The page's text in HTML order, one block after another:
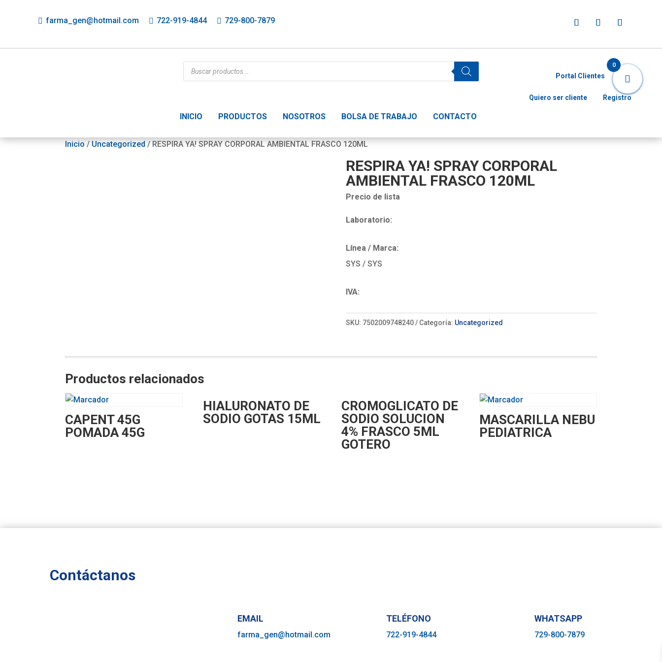
farma_gen@hotmail.com 722-919-4844 729-800-7879
Búsqueda
de
productos
INICIO PRODUCTOS NOSOTROS BOLSA DE TRABAJO CONTACTO
Portal Clientes
Quiero ser cliente Registro
Inicio / Uncategorized / RESPIRA YA! SPRAY CORPORAL AMBIENTAL FRASCO 120ML
RESPIRA YA! SPRAY CORPORAL
AMBIENTAL FRASCO 120ML
Precio de lista
Laboratorio:
Línea / Marca:
SYS / SYS
IVA:
SKU: 7502009748240 Categoría: Uncategorized
Productos relacionados
CAPENT 45G
POMADA 45G
HIALURONATO DE
SODIO GOTAS 15ML
CROMOGLICATO DE
SODIO SOLUCION
4% FRASCO 5ML
GOTERO
MASCARILLA NEBU
PEDIATRICA
Contáctanos
EMAIL
farma_gen@hotmail.com
TELÉFONO
722-919-4844
WHATSAPP
729-800-7879
0